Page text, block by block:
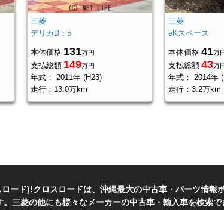
三菱
デリカD：5
本体価格 131万円
支払総額 149万円
年式：
2011年 (H23)
走行： 13.0万km
三菱
eKスペース
本体価格 41万
支払総額 43万
年式：
2014年
走行： 3.2万km
ード)!クロスロードは、沖縄最大の中古車・パーツ情報
三菱の他にも様々なメーカーの中古車・輸入車を検索